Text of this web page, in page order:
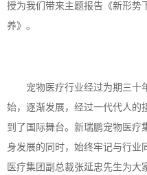
授为我们带来主题报告《新形势
养》。
宠物医疗行业经过为期三十
始，逐渐发展，经过一代代人的
到了国际舞台。新瑞鹏宠物医疗
身发展的同时，始终牢记与行业
医疗集团副总裁张延忠先生为